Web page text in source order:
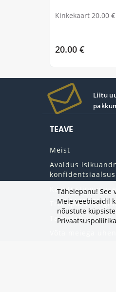
Kinkekaart 20.00 €
20.00 €
Liitu
TEAVE
Meist
Avaldus
Transpordi
Tagastab
Tähelepanu! See
Meie veebisaidil
nõustute